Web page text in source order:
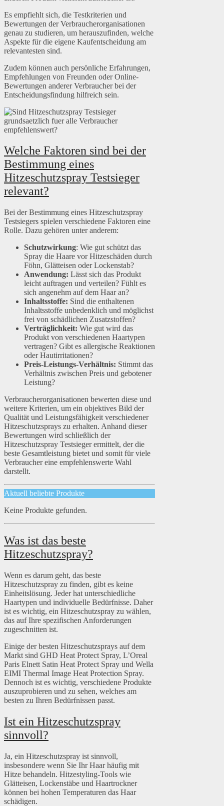
Es empfiehlt sich, die Testkriterien und
Bewertungen der Verbraucherorganisationen
genau zu studieren, um herauszufinden, welche
Aspekte für die eigene Kaufentscheidung am
relevantesten sind.
Zudem können auch persönliche Erfahrungen,
Empfehlungen von Freunden oder Online-
Bewertungen anderer Verbraucher bei der
Entscheidungsfindung hilfreich sein.
Welche Faktoren sind bei der
Bestimmung eines
Hitzeschutzspray Testsieger
relevant?
Bei der Bestimmung eines Hitzeschutzspray
Testsiegers spielen verschiedene Faktoren eine
Rolle. Dazu gehören unter anderem:
Schutzwirkung: Wie gut schützt das
Spray die Haare vor Hitzeschäden durch
Föhn, Glätteisen oder Lockenstab?
Anwendung: Lässt sich das Produkt
leicht auftragen und verteilen? Fühlt es
sich angenehm auf dem Haar an?
Inhaltsstoffe: Sind die enthaltenen
Inhaltsstoffe unbedenklich und möglichst
frei von schädlichen Zusatzstoffen?
Verträglichkeit: Wie gut wird das
Produkt von verschiedenen Haartypen
vertragen? Gibt es allergische Reaktionen
oder Hautirritationen?
Preis-Leistungs-Verhältnis: Stimmt das
Verhältnis zwischen Preis und gebotener
Leistung?
Verbraucherorganisationen bewerten diese und
weitere Kriterien, um ein objektives Bild der
Qualität und Leistungsfähigkeit verschiedener
Hitzeschutzsprays zu erhalten. Anhand dieser
Bewertungen wird schließlich der
Hitzeschutzspray Testsieger ermittelt, der die
beste Gesamtleistung bietet und somit für viele
Verbraucher eine empfehlenswerte Wahl
darstellt.
Aktuell beliebte Produkte
Keine Produkte gefunden.
Was ist das beste
Hitzeschutzspray?
Wenn es darum geht, das beste
Hitzeschutzspray zu finden, gibt es keine
Einheitslösung. Jeder hat unterschiedliche
Haartypen und individuelle Bedürfnisse. Daher
ist es wichtig, ein Hitzeschutzspray zu wählen,
das auf Ihre spezifischen Anforderungen
zugeschnitten ist.
Einige der besten Hitzeschutzsprays auf dem
Markt sind GHD Heat Protect Spray, L’Oreal
Paris Elnett Satin Heat Protect Spray und Wella
EIMI Thermal Image Heat Protection Spray.
Dennoch ist es wichtig, verschiedene Produkte
auszuprobieren und zu sehen, welches am
besten zu Ihren Bedürfnissen passt.
Ist ein Hitzeschutzspray
sinnvoll?
Ja, ein Hitzeschutzspray ist sinnvoll,
insbesondere wenn Sie Ihr Haar häufig mit
Hitze behandeln. Hitzestyling-Tools wie
Glätteisen, Lockenstäbe und Haartrockner
können bei hohen Temperaturen das Haar
schädigen.